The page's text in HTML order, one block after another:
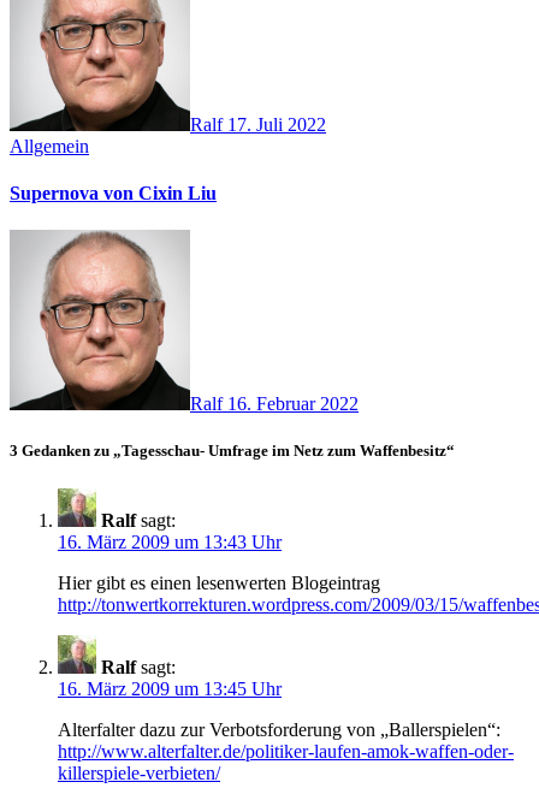
Ralf 17. Juli 2022
Allgemein
Supernova von Cixin Liu
Ralf 16. Februar 2022
3 Gedanken zu „Tagesschau- Umfrage im Netz zum Waffenbesitz“
Ralf sagt:
16. März 2009 um 13:43 Uhr
Hier gibt es einen lesenwerten Blogeintrag
http://tonwertkorrekturen.wordpress.com/2009/03/15/
Ralf sagt:
16. März 2009 um 13:45 Uhr
Alterfalter dazu zur Verbotsforderung von „Ballerspielen“:
http://www.alterfalter.de/politiker-laufen-amok-waffen-oder-
killerspiele-verbieten/